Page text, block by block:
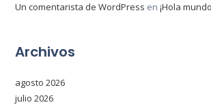
Un comentarista de WordPress en¡Hola
Archivos
agosto 2026
julio 2026